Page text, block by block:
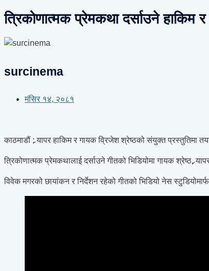
त्रिकोणात्मक प्रेमकथा दर्साउने हाकिम
surcinema
मंसिर १४, २०८१
काठमाडौं : र्‍यापर हाकिम र गायक व्रिजेश श्रेष्ठको संयुक्त प्रस्तुतिमा
त्रिकोणात्मक प्रेमकथालाई दर्साउने गीतको भिडियोमा गायक श्रेष्ठ,
विवेक मगरको छायांकन र निर्देशन रहेको गीतको भिडियो नेस